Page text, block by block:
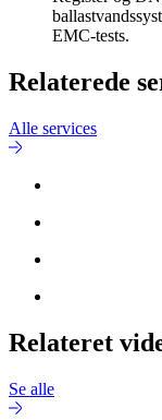
EMC-tests.
Relaterede
Alle services
Relateret
Se alle